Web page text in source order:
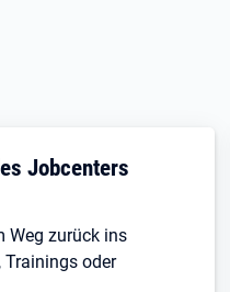
Jobcenters
Weg zurück ins
oder